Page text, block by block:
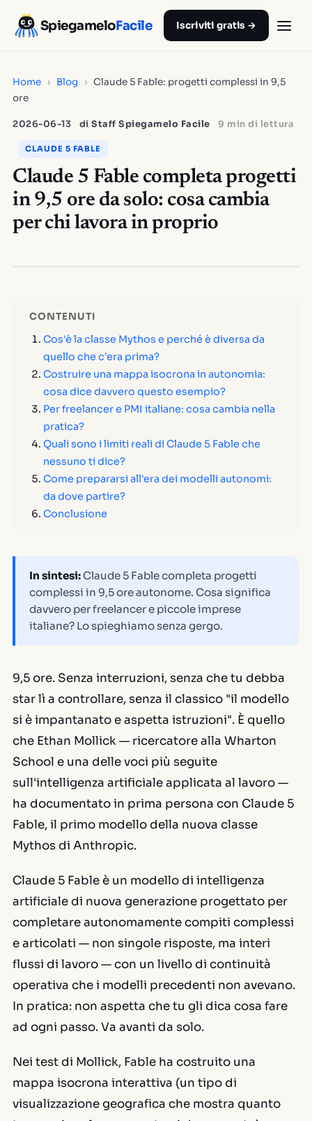
SpiegameloFacile Iscriviti gratis →
Home › Blog › Claude 5 Fable: progetti complessi in 9,5
ore
2026-06-13 di Staff Spiegamelo Facile 9 min di lettura
CLAUDE 5 FABLE
Claude 5 Fable completa progetti
in 9,5 ore da solo: cosa cambia
per chi lavora in proprio
CONTENUTI
Cos'è la classe Mythos e perché è diversa da
quello che c'era prima?
Costruire una mappa isocrona in autonomia:
cosa dice davvero questo esempio?
Per freelancer e PMI italiane: cosa cambia nella
pratica?
Quali sono i limiti reali di Claude 5 Fable che
nessuno ti dice?
Come prepararsi all'era dei modelli autonomi:
da dove partire?
Conclusione
In sintesi:Claude 5 Fable completa progetti
complessi in 9,5 ore autonome. Cosa significa
davvero per freelancer e piccole imprese
italiane? Lo spieghiamo senza gergo.
9,5 ore. Senza interruzioni, senza che tu debba
star lì a controllare, senza il classico "il modello
si è impantanato e aspetta istruzioni". È quello
che Ethan Mollick — ricercatore alla Wharton
School e una delle voci più seguite
sull'intelligenza artificiale applicata al lavoro —
ha documentato in prima persona con Claude 5
Fable, il primo modello della nuova classe
Mythos di Anthropic.
Claude 5 Fable è un modello di intelligenza
artificiale di nuova generazione progettato per
completare autonomamente compiti complessi
e articolati — non singole risposte, ma interi
flussi di lavoro — con un livello di continuità
operativa che i modelli precedenti non avevano.
In pratica: non aspetta che tu gli dica cosa fare
ad ogni passo. Va avanti da solo.
Nei test di Mollick, Fable ha costruito una
mappa isocrona interattiva (un tipo di
visualizzazione geografica che mostra quanto